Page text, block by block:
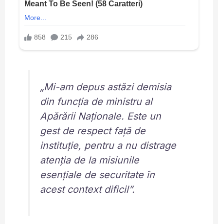
„Mi-am depus astăzi demisia
din funcția de ministru al
Apărării Naționale. Este un
gest de respect față de
instituție, pentru a nu distrage
atenția de la misiunile
esențiale de securitate în
acest context dificil”.